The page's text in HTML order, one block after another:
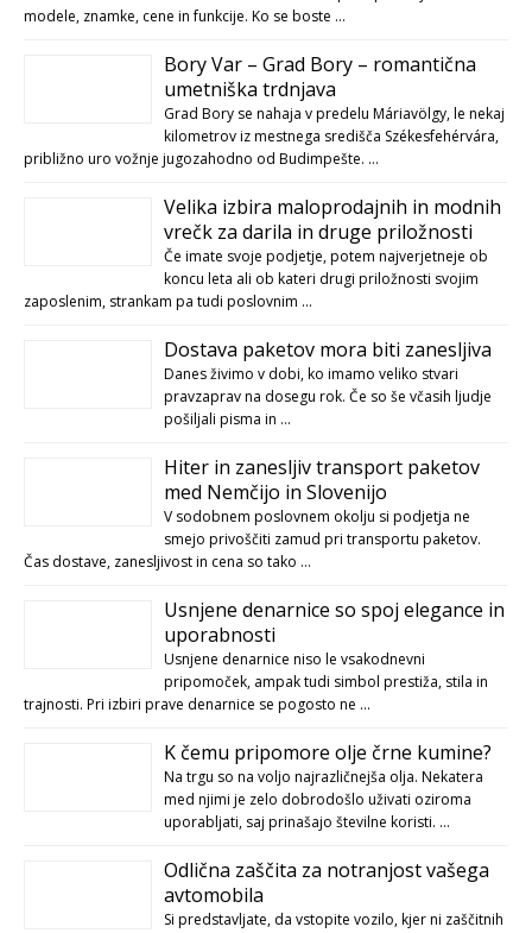
modele, znamke, cene in funkcije. Ko se boste …
Bory Var – Grad Bory – romantična
umetniška trdnjava
Grad Bory se nahaja v predelu Máriavölgy, le nekaj
kilometrov iz mestnega središča Székesfehérvára,
približno uro vožnje jugozahodno od Budimpešte. …
Velika izbira maloprodajnih in modnih
vrečk za darila in druge priložnosti
Če imate svoje podjetje, potem najverjetneje ob
koncu leta ali ob kateri drugi priložnosti svojim
zaposlenim, strankam pa tudi poslovnim …
Dostava paketov mora biti zanesljiva
Danes živimo v dobi, ko imamo veliko stvari
pravzaprav na dosegu rok. Če so še včasih ljudje
pošiljali pisma in …
Hiter in zanesljiv transport paketov
med Nemčijo in Slovenijo
V sodobnem poslovnem okolju si podjetja ne
smejo privoščiti zamud pri transportu paketov.
Čas dostave, zanesljivost in cena so tako …
Usnjene denarnice so spoj elegance in
uporabnosti
Usnjene denarnice niso le vsakodnevni
pripomoček, ampak tudi simbol prestiža, stila in
trajnosti. Pri izbiri prave denarnice se pogosto ne …
K čemu pripomore olje črne kumine?
Na trgu so na voljo najrazličnejša olja. Nekatera
med njimi je zelo dobrodošlo uživati oziroma
uporabljati, saj prinašajo številne koristi. …
Odlična zaščita za notranjost vašega
avtomobila
Si predstavljate, da vstopite vozilo, kjer ni zaščitnih